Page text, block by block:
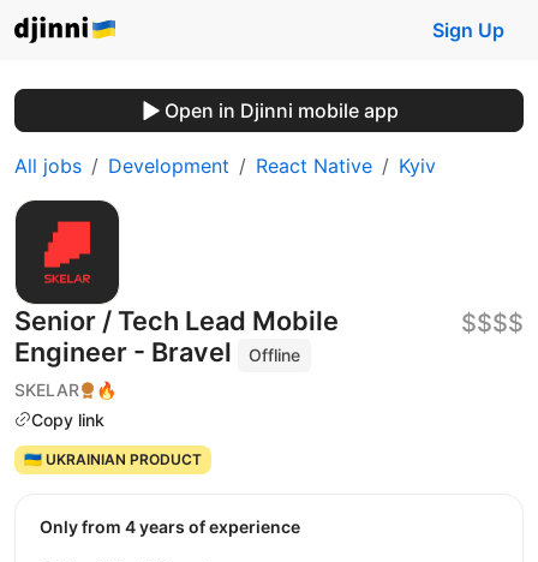
Sign Up
Open in Djinni mobile app
All jobs Development React Native Kyiv
Senior / Tech Lead Mobile
Engineer - Bravel
Offline
SKELAR
🔥
Copy link
$$$$
🇺🇦 UKRAINIAN PRODUCT
Only from 4 years of experience